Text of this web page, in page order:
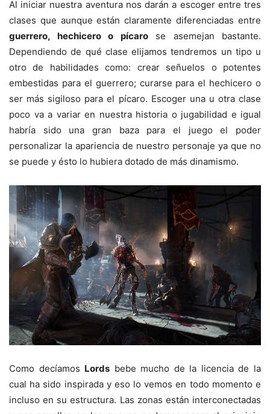
Al iniciar nuestra aventura nos darán a escoger entre tres
clases que aunque están claramente diferenciadas entre
guerrero, hechicero o pícarose asemejan bastante.
Dependiendo de qué clase elijamos tendremos un tipo u
otro de habilidades como: crear señuelos o potentes
embestidas para el guerrero; curarse para el hechicero o
ser más sigiloso para el pícaro. Escoger una u otra clase
poco va a variar en nuestra historia o jugabilidad e igual
habría sido una gran baza para el juego el poder
personalizar la apariencia de nuestro personaje ya que no
se puede y ésto lo hubiera dotado de más dinamismo.
Como decíamos Lords bebe mucho de la licencia de la
cual ha sido inspirada y eso lo vemos en todo momento e
incluso en su estructura. Las zonas están interconectadas